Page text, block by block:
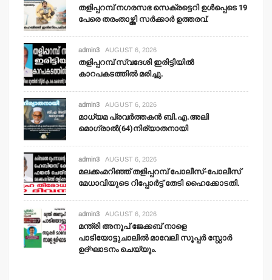
തളിപ്പറമ്പ് നഗരസഭ സെക്രട്ടെറി ഉള്‍പ്പെടെ 19
പേരെ തരംതാഴ്ത്തി സര്‍ക്കാര്‍ ഉത്തരവ്.
admin3 AUGUST 6, 2026
തളിപ്പറമ്പ് സ്വദേശി ഇരിട്ടിയില്‍
കാറപകടത്തില്‍ മരിച്ചു.
admin3 AUGUST 6, 2026
മാധ്യമ പ്രവര്‍ത്തകന്‍ ബി.എ.അലി
മൊഗ്രാല്‍(64)നിര്യാതനായി
admin3 AUGUST 6, 2026
മലക്കംമറിഞ്ഞ് തളിപ്പറമ്പ് പോലീസ്-പോലീസ്
മേധാവിയുടെ റിപ്പോര്‍ട്ട് തേടി ഹൈക്കോടതി.
admin3 AUGUST 6, 2026
മന്ത്രി അനൂപ് ജേക്കബ് നാളെ
പാടിയോട്ടുചാലില്‍ മാവേലി സൂപ്പര്‍ സ്റ്റോര്‍
ഉദ്ഘാടനം ചെയ്യും.